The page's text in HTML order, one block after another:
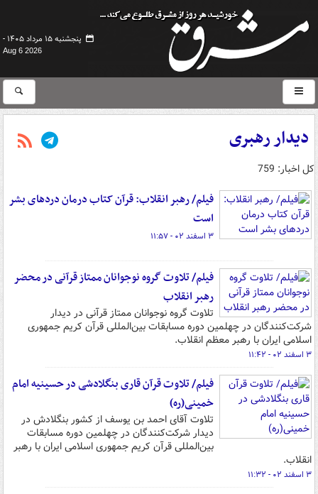
پنجشنبه ۱۵ مرداد ۱۴۰۵ -
Aug 6 2026
دیدار رهبری
کل اخبار: 759
فیلم/ رهبر انقلاب: قرآن کتاب درمان دردهای بشر
است
۳ اسفند ۰۲ - ۱۱:۵۷
فیلم/ تلاوت گروه نوجوانان ممتاز قرآنی در محضر
رهبر انقلاب
تلاوت گروه نوجوانان ممتاز قرآنی در دیدار
شرکت‌کنندگان در چهلمین دوره مسابقات بین‌المللی قرآن کریم جمهوری
اسلامی ایران با رهبر معظم انقلاب.
۳ اسفند ۰۲ - ۱۱:۴۲
فیلم/ تلاوت قرآن قاری بنگلادشی در حسینیه امام
خمینی(ره)
تلاوت آقای احمد بن یوسف از کشور بنگلادش در
دیدار شرکت‌کنندگان در چهلمین دوره مسابقات
بین‌المللی قرآن کریم جمهوری اسلامی ایران با رهبر
انقلاب.
۳ اسفند ۰۲ - ۱۱:۳۲